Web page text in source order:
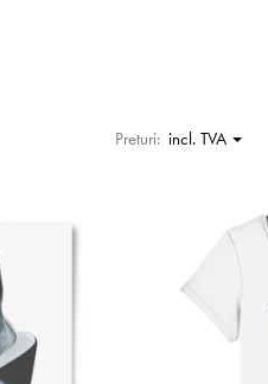
Preturi: incl. TVA